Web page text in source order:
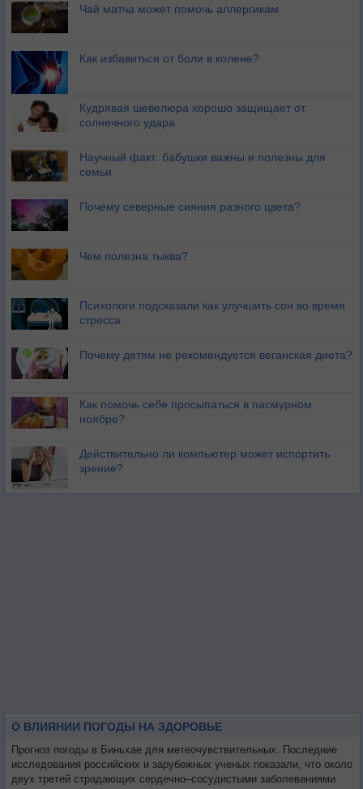
Чай матча может помочь аллергикам
Как избавиться от боли в колене?
Кудрявая шевелюра хорошо защищает от
солнечного удара
Научный факт: бабушки важны и полезны для
семьи
Почему северные сияния разного цвета?
Чем полезна тыква?
Психологи подсказали как улучшить сон во время
стресса
Почему детям не рекомендуется веганская диета?
Как помочь себе просыпаться в пасмурном
ноябре?
Действительно ли компьютер может испортить
зрение?
О ВЛИЯНИИ ПОГОДЫ НА ЗДОРОВЬЕ
Прогноз погоды в Биньхае для метеочувствительных. Последние
исследования российских и зарубежных ученых показали, что около
двух третей страдающих сердечно–сосудистыми заболеваниями